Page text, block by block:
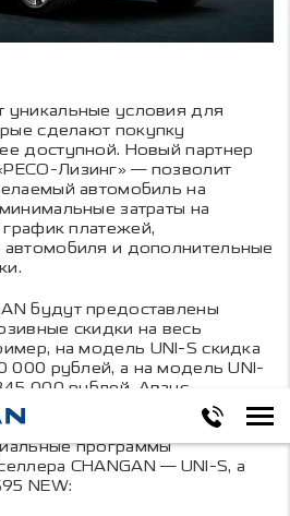
уникальные условия для
сделают покупку
доступной. Новый партнер
Лизинг» — позволит
автомобиль на
затраты на
платежей,
и дополнительные
будут предоставлены
скидки на весь
на модель UNI-S скидка
000 рублей, а на модель UNI-
000 рублей. Аванс
а срок лизинга может
к этому,
программы
CHANGAN — UNI-S, а
NEW: